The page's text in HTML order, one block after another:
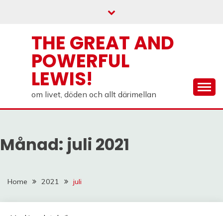
THE GREAT AND
POWERFUL
LEWIS!
om livet, döden och allt därimellan
Månad: juli 2021
Home 2021 juli